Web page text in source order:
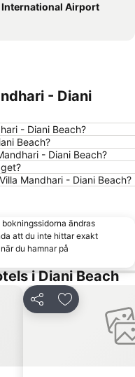
Airport
- Diani
- Diani Beach?
Beach?
- Diani Beach?
Mandhari - Diani Beach?
ändras
att du inte hittar exakt
du hamnar på
i Diani Beach
Dela Lägg till i